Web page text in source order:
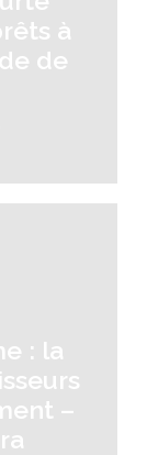
à
de
: la
–